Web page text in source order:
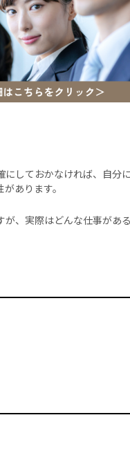
しておかなければ、自分
あります。
、実際はどんな仕事があ